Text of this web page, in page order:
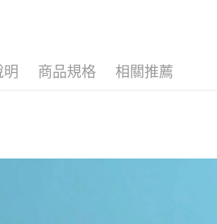
明 商品規格 相關推薦